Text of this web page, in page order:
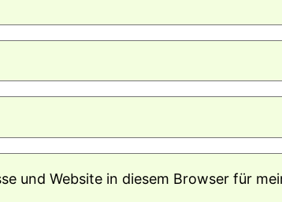
und Website in diesem Browser für